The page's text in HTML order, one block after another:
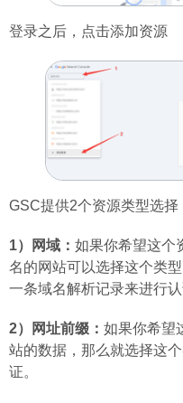
登录之后，点击添加资源
GSC提供2个资源类型选择
1）网域： 如果你希望这个
名的网站可以选择这个类
一条域名解析记录来进行认
2）网址前缀： 如果你希望
站的数据，那么就选择这
证。